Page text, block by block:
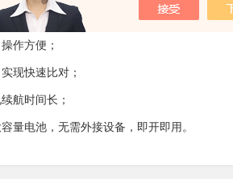
能更稳定、可靠；
作方便；
现快速比对；
航时间长；
电池，无需外接设备，即开即用。